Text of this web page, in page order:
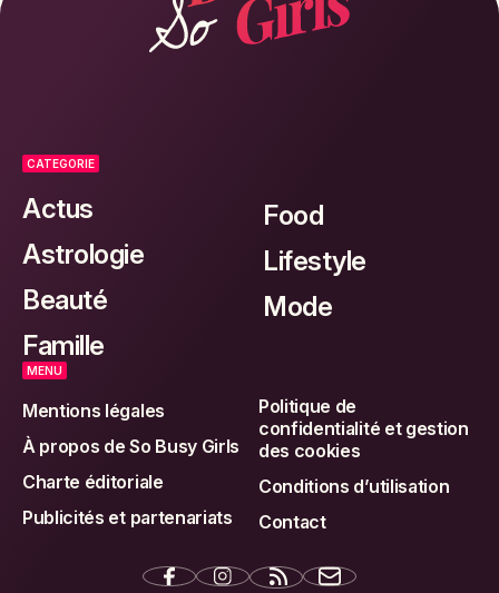
CATEGORIE
Actus
Astrologie
Beauté
Famille
Food
Lifestyle
Mode
MENU
Mentions légales
À propos de So Busy Girls
Charte éditoriale
Publicités et partenariats
Politique de
confidentialité et gestion
des cookies
Conditions d’utilisation
Contact